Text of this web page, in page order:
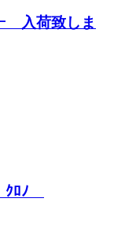
入荷致しま
ｸﾛﾉ